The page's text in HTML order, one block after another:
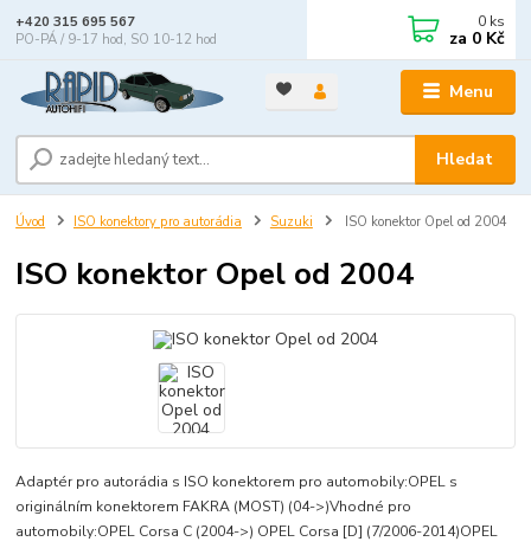
Menu
Hledat
+420 315 695 567
PO-PÁ / 9-17 hod, SO 10-12 hod
0 ks
za 0 Kč
Úvod ISO konektory pro autorádia Suzuki ISO konektor Opel od 2004
ISO konektor Opel od 2004
Adaptér pro autorádia s ISO konektorem pro automobily:OPEL s
originálním konektorem FAKRA (MOST) (04->)Vhodné pro
automobily:OPEL Corsa C (2004->) OPEL Corsa [D] (7/2006-2014)OPEL